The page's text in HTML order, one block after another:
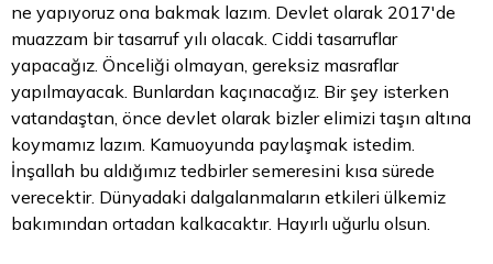
ne yapıyoruz ona bakmak lazım. Devlet olarak 2017'de
muazzam bir tasarruf yılı olacak. Ciddi tasarruflar
yapacağız. Önceliği olmayan, gereksiz masraflar
yapılmayacak. Bunlardan kaçınacağız. Bir şey isterken
vatandaştan, önce devlet olarak bizler elimizi taşın altına
koymamız lazım. Kamuoyunda paylaşmak istedim.
İnşallah bu aldığımız tedbirler semeresini kısa sürede
verecektir. Dünyadaki dalgalanmaların etkileri ülkemiz
bakımından ortadan kalkacaktır. Hayırlı uğurlu olsun.